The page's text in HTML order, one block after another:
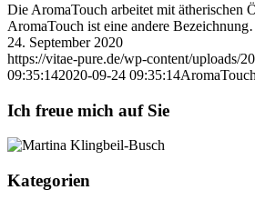
Die AromaTouch arbeitet mit ätherischen
AromaTouch ist eine andere
24. September 2020
https://vitae-pure.de/wp-content/uploads/
09:35:142020-09-24 09:35:14
Ich freue mich auf Sie
Kategorien